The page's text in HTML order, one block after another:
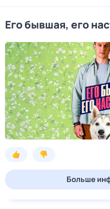
Его бывшая, его
Больше